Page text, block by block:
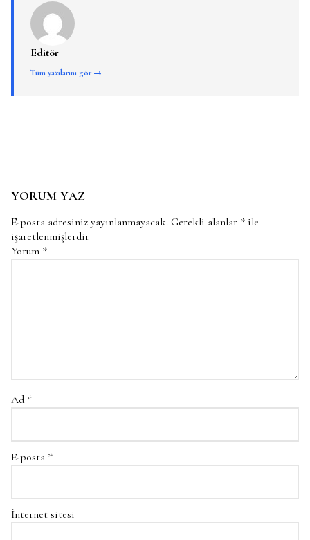
Editör
Tüm yazılarını gör →
YORUM YAZ
E-posta adresiniz yayınlanmayacak. Gerekli alanlar * ile
işaretlenmişlerdir
Yorum *
Ad *
E-posta *
İnternet sitesi